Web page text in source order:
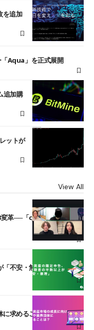
を追加
Aqua」を正式展開
追加購
ットが
View All
革──「cJPY」とAIの融合
「不安・無理」
に求めることは？